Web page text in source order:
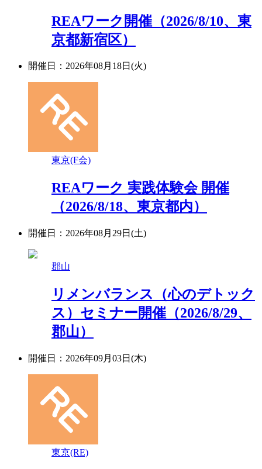
REAワーク開催（2026/8/10、東
京都新宿区）
開催日：2026年08月18日(火)
東京(F会)
REAワーク 実践体験会 開催
（2026/8/18、東京都内）
開催日：2026年08月29日(土)
郡山
リメンバランス（心のデトック
ス）セミナー開催（2026/8/29、
郡山）
開催日：2026年09月03日(木)
東京(RE)